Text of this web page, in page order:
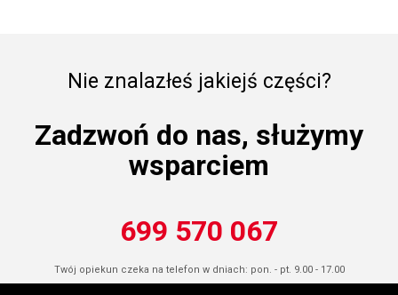
Nie znalazłeś jakiejś części?
Zadzwoń do nas, służymy
wsparciem
699 570 067
Twój opiekun czeka na telefon w dniach: pon. - pt. 9.00 - 17.00